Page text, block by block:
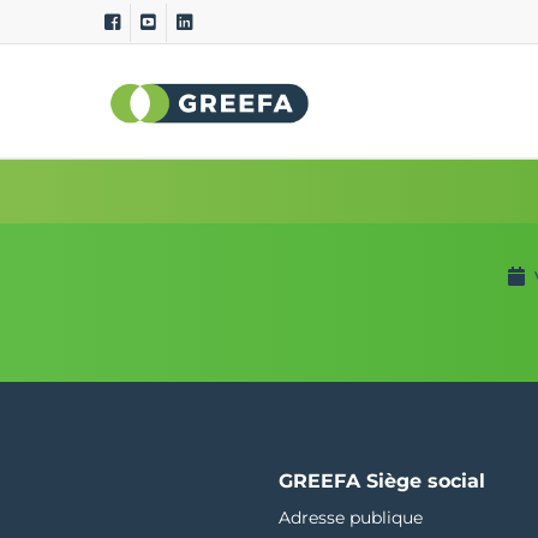
Machines de tri
Poids
Courbure
GREEFA Siège social
Adresse publique